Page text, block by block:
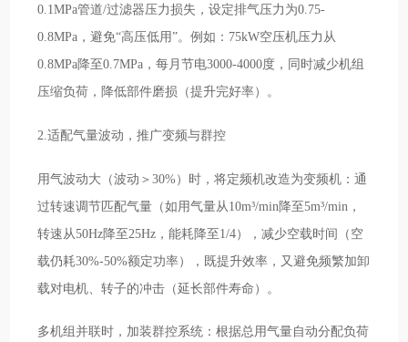
0.1MPa管道/过滤器压力损失，设定排气压力为0.75-
0.8MPa，避免“高压低用”。例如：75kW空压机压力从
0.8MPa降至0.7MPa，每月节电3000-4000度，同时减少机组
压缩负荷，降低部件磨损（提升完好率）。
2.适配气量波动，推广变频与群控
用气波动大（波动＞30%）时，将定频机改造为变频机：通
过转速调节匹配气量（如用气量从10m³/min降至5m³/min，
转速从50Hz降至25Hz，能耗降至1/4），减少空载时间（空
载仍耗30%-50%额定功率），既提升效率，又避免频繁加卸
载对电机、转子的冲击（延长部件寿命）。
多机组并联时，加装群控系统：根据总用气量自动分配负荷